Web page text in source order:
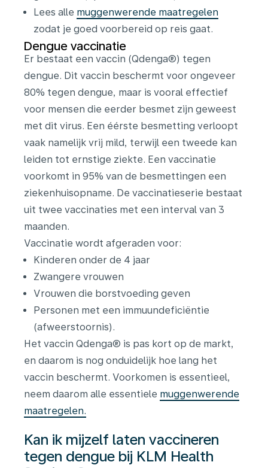
Lees alle muggenwerende maatregelen
zodat je goed voorbereid op reis gaat.
Dengue vaccinatie
Er bestaat een vaccin (Qdenga®) tegen
dengue. Dit vaccin beschermt voor ongeveer
80% tegen dengue, maar is vooral effectief
voor mensen die eerder besmet zijn geweest
met dit virus. Een éérste besmetting verloopt
vaak namelijk vrij mild, terwijl een tweede kan
leiden tot ernstige ziekte. Een vaccinatie
voorkomt in 95% van de besmettingen een
ziekenhuisopname. De vaccinatieserie bestaat
uit twee vaccinaties met een interval van 3
maanden.
Vaccinatie wordt afgeraden voor:
Kinderen onder de 4 jaar
Zwangere vrouwen
Vrouwen die borstvoeding geven
Personen met een immuundeficiëntie
(afweerstoornis).
Het vaccin Qdenga® is pas kort op de markt,
en daarom is nog onduidelijk hoe lang het
vaccin beschermt. Voorkomen is essentieel,
neem daarom alle essentiele muggenwerende
maatregelen.
Kan ik mijzelf laten vaccineren
tegen dengue bij KLM Health